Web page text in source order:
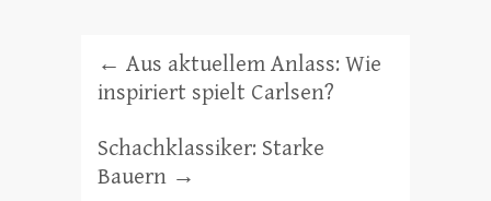
← Aus aktuellem Anlass: Wie
inspiriert spielt Carlsen?
Schachklassiker: Starke
Bauern →